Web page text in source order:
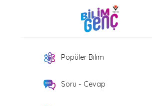
Popüler Bilim
Soru - Cevap